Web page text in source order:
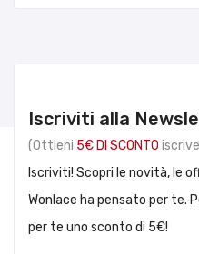
Iscriviti alla
(Ottieni 5€ DI SCONTO
Iscriviti! Scopri le novità, le
Wonlace ha pensato per te.
per te uno sconto di 5€!